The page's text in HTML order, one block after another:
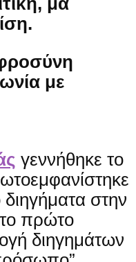
με
γεννήθηκε το
στην
πρώτο
διηγημάτων